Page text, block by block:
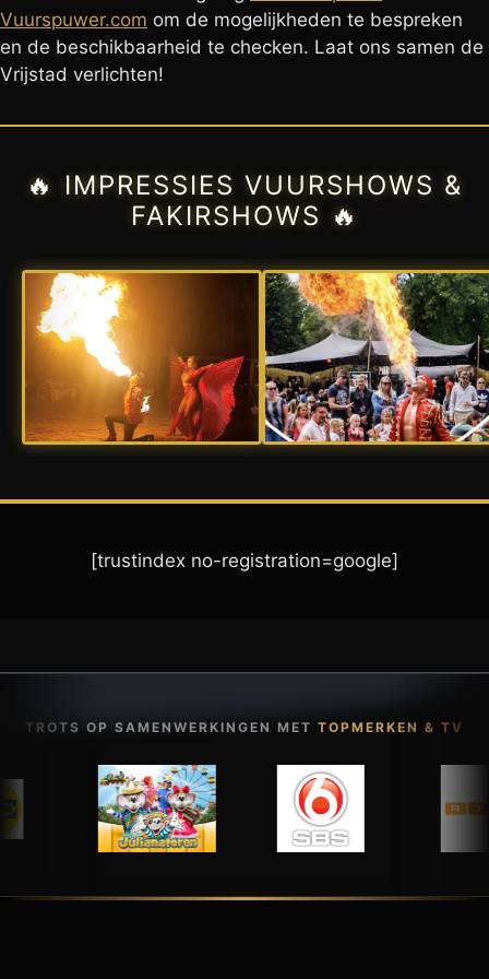
Vuurspuwer.com om de mogelijkheden te bespreken
en de beschikbaarheid te checken. Laat ons samen de
Vrijstad verlichten!
🔥 IMPRESSIES VUURSHOWS &
FAKIRSHOWS 🔥
[trustindex no-registration=google]
TROTS OP SAMENWERKINGEN MET TOPMERKEN & TV